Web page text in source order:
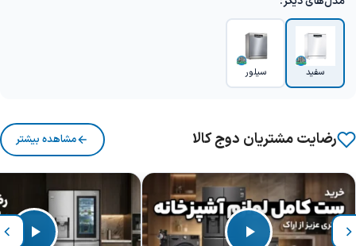
سفید سیلور
رضایت مشتریان دوج کالا مشاهده بیشتر